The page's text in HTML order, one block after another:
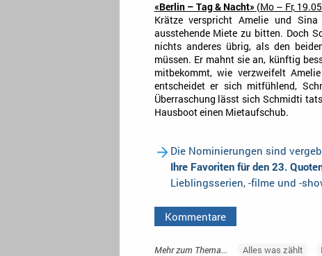
«Berlin – Tag & Nacht» (Mo – Fr,
Krätze verspricht Amelie und
ausstehende Miete zu bitten. Doch
nichts anderes übrig, als den
müssen. Er mahnt sie an, künftig
mitbekommt, wie verzweifelt
entscheidet er sich mitfühlend,
Überraschung lässt sich Schmidti
Hausboot einen Mietaufschub.
Die Nominierungen sind
Ihre Favoriten für den 23.
Lieblingsserien, -filme und -
Kommentare
Mehr zum Thema... Alles was zählt